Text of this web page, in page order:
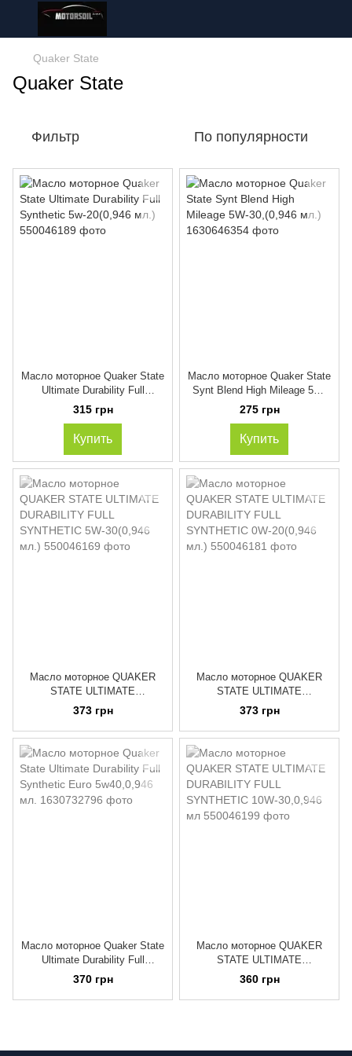
Quaker State
Quaker State
Фильтр По популярности
Масло моторное Quaker State
Ultimate Durability Full
Synthetic 5w-20(0,946 мл.)
315 грн
Купить
Масло моторное Quaker State
Synt Blend High Mileage 5W-
30,(0,946 мл.)
275 грн
Купить
Масло моторное QUAKER
STATE ULTIMATE
DURABILITY FULL
SYNTHETIC 5W-30(0,946 мл.)
373 грн
Масло моторное QUAKER
STATE ULTIMATE
DURABILITY FULL
SYNTHETIC 0W-20(0,946 мл.)
373 грн
Масло моторное Quaker State
Ultimate Durability Full
Synthetic Euro 5w40,0,946 мл.
370 грн
Масло моторное QUAKER
STATE ULTIMATE
DURABILITY FULL
SYNTHETIC 10W-30,0,946 мл
360 грн